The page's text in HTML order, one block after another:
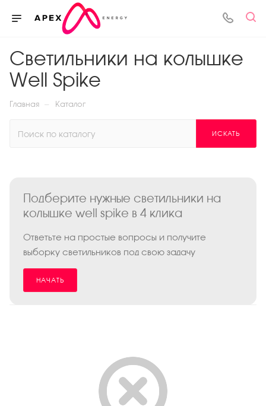
Светильники на колышке
Well Spike
Главная — Каталог
ИСКАТЬ
Подберите нужные светильники на
колышке well spike в 4 клика
Ответьте на простые вопросы и получите
выборку светильников под свою задачу
НАЧАТЬ